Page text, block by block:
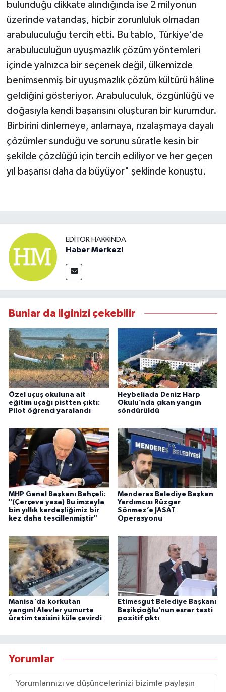
bulunduğu dikkate alındığında ise 2 milyonun
üzerinde vatandaş, hiçbir zorunluluk olmadan
arabuluculuğu tercih etti. Bu tablo, Türkiye’de
arabuluculuğun uyuşmazlık çözüm yöntemleri
içinde yalnızca bir seçenek değil, ülkemizde
benimsenmiş bir uyuşmazlık çözüm kültürü hâline
geldiğini gösteriyor. Arabuluculuk, özgünlüğü ve
doğasıyla kendi başarısını oluşturan bir kurumdur.
Birbirini dinlemeye, anlamaya, rızalaşmaya dayalı
çözümler sunduğu ve sorunu süratle kesin bir
şekilde çözdüğü için tercih ediliyor ve her geçen
yıl başarısı daha da büyüyor" şeklinde konuştu.
EDITÖR HAKKINDA
Haber Merkezi
Bunlar da ilginizi çekebilir
Özel uçuş okuluna ait
eğitim uçağı pistten çıktı:
Pilot öğrenci yaralandı
Heybeliada Deniz Harp
Okulu’nda çıkan yangın
söndürüldü
MHP Genel Başkanı Bahçeli:
"(Çerçeve yasa) Bu imzayla
bin yıllık kardeşliğimiz bir
kez daha tescillenmiştir"
Menderes Belediye Başkan
Yardımcısı Rüzgar
Sönmez’e JASAT
Operasyonu
Manisa'da korkutan
yangın! Alevler yumurta
üretim tesisini küle çevirdi
Etimesgut Belediye Başkanı
Beşikçioğlu’nun esrar testi
pozitif çıktı
Yorumlar